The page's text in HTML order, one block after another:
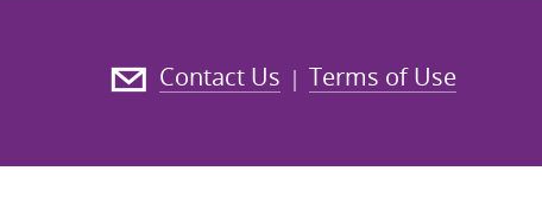
Terms of Use
|
Contact Us